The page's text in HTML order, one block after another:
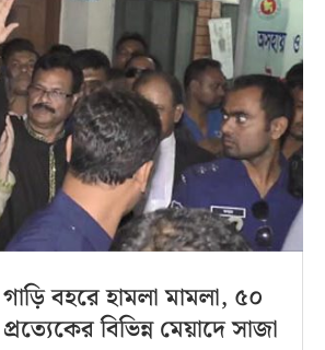
বহরে হামলা মামলা, ৫০
বিভিন্ন মেয়াদে সাজা